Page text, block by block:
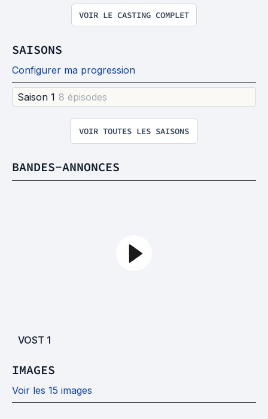
VOIR LE CASTING COMPLET
SAISONS
Configurer ma progression
Saison 1 8 épisodes
VOIR TOUTES LES SAISONS
BANDES-ANNONCES
VOST 1
IMAGES
Voir les 15 images